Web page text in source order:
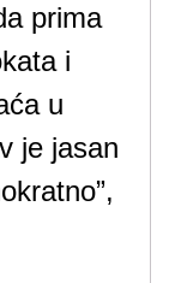
prima
i
u
je jasan